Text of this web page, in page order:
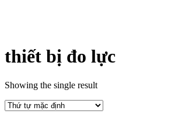
thiết bị đo lực
Showing the single result